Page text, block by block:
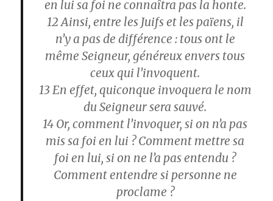
en lui sa foi ne connaîtra pas la honte.
12Ainsi, entre les Juifs et les païens, il
n’y a pas de différence : tous ont le
même Seigneur, généreux envers tous
ceux qui l’invoquent.
13 En effet, quiconque invoquera le nom
du Seigneur sera sauvé.
14 Or, comment l’invoquer, si on n’a pas
mis sa foi en lui ? Comment mettre sa
foi en lui, si on ne l’a pas entendu ?
Comment entendre si personne ne
proclame ?